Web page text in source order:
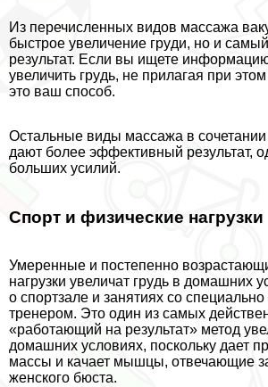
Из перечисленных видов массажа
быстрое увеличение гpyди, но и
результат. Если вы ищете
увеличить гpyдь, не прилагая при
это ваш способ.
Остальные виды массажа в сочетании
дают более эффективный результат,
больших усилий.
Спорт и физические нагрузки
Умеренные и постепенно
нагрузки увеличат гpyдь в домашних
о спортзале и занятиях со
тренером. Это один из самых
«работающий на результат» метод
домашних условиях, поскольку дает
массы и качает мышцы, отвечающие
женского бюcта.